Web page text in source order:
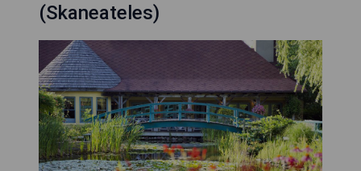
(Skaneateles)